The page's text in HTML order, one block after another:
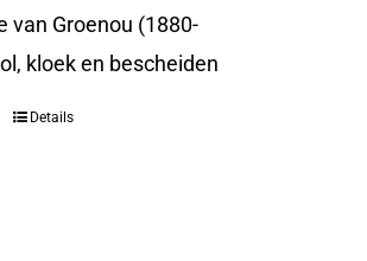
van Groenou (1880-
kloek en bescheiden
Details